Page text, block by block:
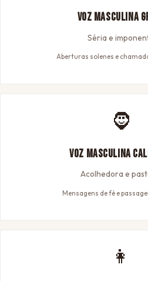
Voz Masculina
Séria e
Aberturas solenes e
🧔
Voz Masculina
Acolhedora e
Mensagens de fé e
👩